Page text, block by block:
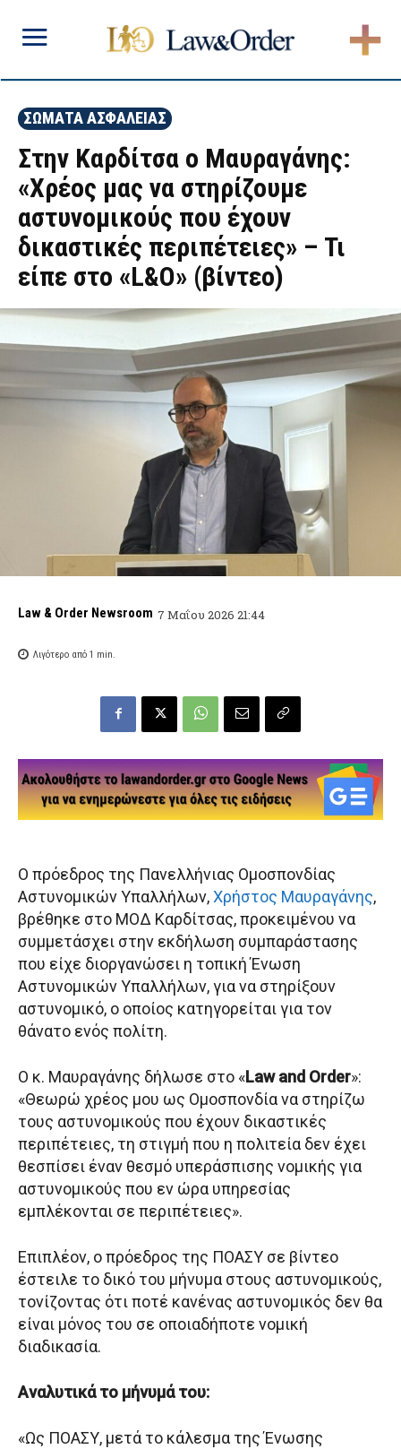
ΣΩΜΑΤΑ ΑΣΦΑΛΕΙΑΣ
Στην Καρδίτσα ο Μαυραγάνης:
«Χρέος μας να στηρίζουμε
αστυνομικούς που έχουν
δικαστικές περιπέτειες» – Τι
είπε στο «L&O» (βίντεο)
Law & Order Newsroom 7 Μαΐου 2026 21:44
Λιγότερο από 1 min.
Ο πρόεδρος της Πανελλήνιας Ομοσπονδίας
Αστυνομικών Υπαλλήλων,Χρήστος Μαυραγάνης,
βρέθηκε στο ΜΟΔ Καρδίτσας, προκειμένου να
συμμετάσχει στην εκδήλωση συμπαράστασης
που είχε διοργανώσει η τοπική Ένωση
Αστυνομικών Υπαλλήλων, για να στηρίξουν
αστυνομικό, ο οποίος κατηγορείται για τον
θάνατο ενός πολίτη.
Ο κ. Μαυραγάνης δήλωσε στο «Law and Order»:
«Θεωρώ χρέος μου ως Ομοσπονδία να στηρίζω
τους αστυνομικούς που έχουν δικαστικές
περιπέτειες, τη στιγμή που η πολιτεία δεν έχει
θεσπίσει έναν θεσμό υπεράσπισης νομικής για
αστυνομικούς που εν ώρα υπηρεσίας
εμπλέκονται σε περιπέτειες».
Επιπλέον, ο πρόεδρος της ΠΟΑΣΥ σε βίντεο
έστειλε το δικό του μήνυμα στους αστυνομικούς,
τονίζοντας ότι ποτέ κανένας αστυνομικός δεν θα
είναι μόνος του σε οποιαδήποτε νομική
διαδικασία.
Αναλυτικά το μήνυμά του:
«Ως ΠΟΑΣΥ, μετά το κάλεσμα της Ένωσης